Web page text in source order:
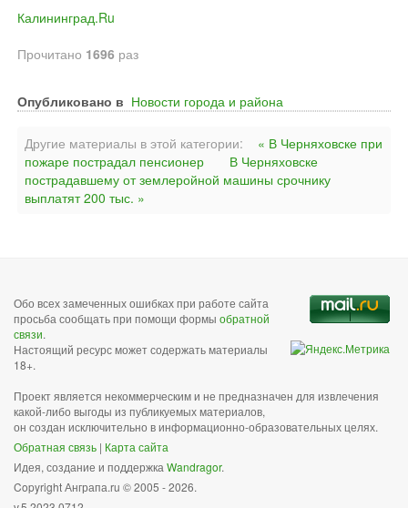
Калининград.Ru
Прочитано 1696 раз
Опубликовано в Новости города и района
Другие материалы в этой категории:
« В Черняховске при
пожаре пострадал пенсионер
В Черняховске
пострадавшему от землеройной машины срочнику
выплатят 200 тыс. »
Обо всех замеченных ошибках при работе сайта
просьба сообщать при помощи формы обратной
связи.
Настоящий ресурс может содержать материалы
18+.
Проект является некоммерческим и не предназначен для извлечения
какой-либо выгоды из публикуемых материалов,
он создан исключительно в информационно-образовательных целях.
Обратная связь | Карта сайта
Идея, создание и поддержка Wandragor.
Copyright Анграпа.ru © 2005 - 2026.